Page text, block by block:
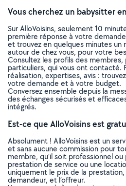
Vous cherchez un babysitter
Sur AlloVoisins, seulement 10
première réponse à votre
et trouvez en quelques minutes un
autour de chez vous, pour votre
Consultez les profils des membres,
particuliers, qui vous ont contacté.
réalisation, expertises, avis :
votre demande et à votre budget.
Conversez ensemble depuis la
des échanges sécurisés et
intégrés.
Est-ce que AlloVoisins est
Absolument ! AlloVoisins est un
et sans aucune commission pour
membre, qu’il soit professionnel
prestation de service ou une
uniquement le prix de la prestation,
demandeur, et l’offreur.